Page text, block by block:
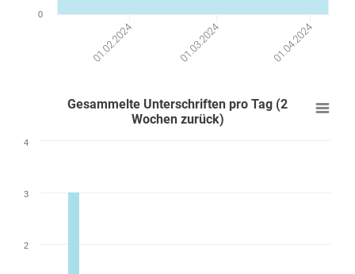
01.02.2024 01.03.2024 01.04.2024
0
Gesammelte Unterschriften pro Tag (2
Wochen zurück)
2
3
4